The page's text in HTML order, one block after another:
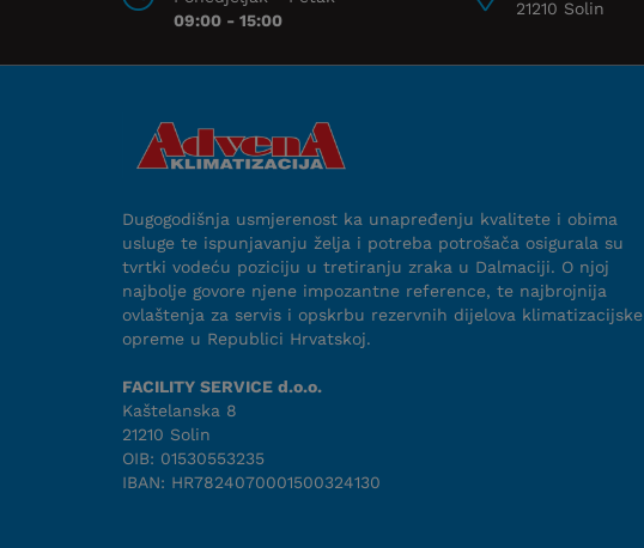
09:00 - 15:00
21210 Solin
Dugogodišnja usmjerenost ka unapređenju kvalitete i obima
usluge te ispunjavanju želja i potreba potrošača osigurala su
tvrtki vodeću poziciju u tretiranju zraka u Dalmaciji. O njoj
najbolje govore njene impozantne reference, te najbrojnija
ovlaštenja za servis i opskrbu rezervnih dijelova klimatizacijske
opreme u Republici Hrvatskoj.
FACILITY SERVICE d.o.o.
Kaštelanska 8
21210 Solin
OIB: 01530553235
IBAN: HR7824070001500324130